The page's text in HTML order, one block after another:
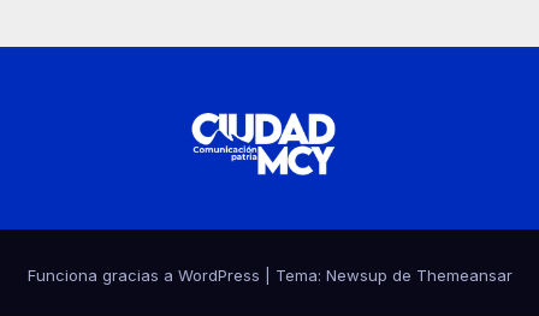
Funciona gracias a WordPress Tema: Newsup de Themeansar